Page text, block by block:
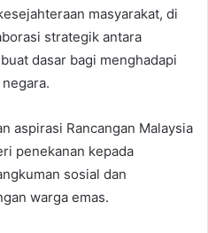
masyarakat, di
strategik antara
dasar bagi menghadapi
aspirasi Rancangan Malaysia
penekanan kepada
sosial dan
warga emas.